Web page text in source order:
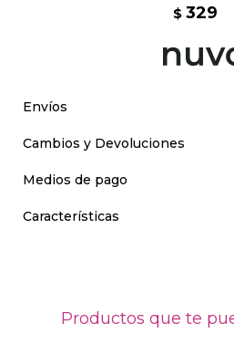
$ 329
Envíos
Cambios y Devoluciones
Medios de pago
Características
Productos que te